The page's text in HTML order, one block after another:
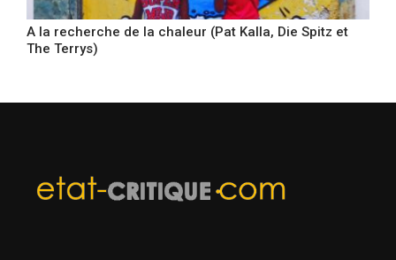
A la recherche de la chaleur (Pat Kalla, Die Spitz et
The Terrys)